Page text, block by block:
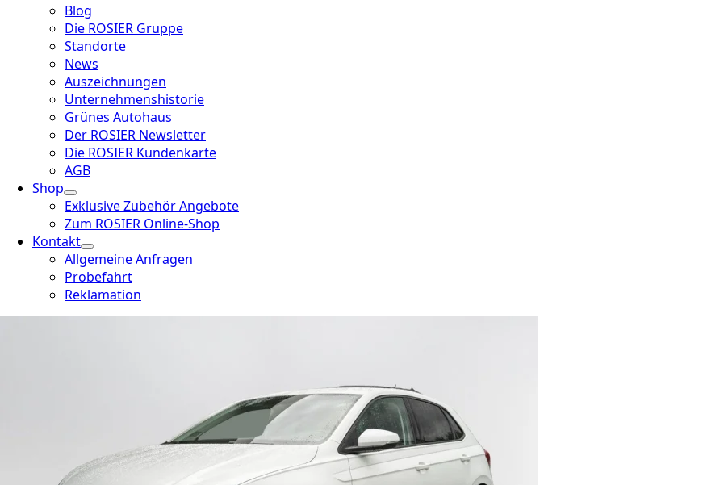
Blog
Die ROSIER Gruppe
Standorte
News
Auszeichnungen
Unternehmenshistorie
Grünes Autohaus
Der ROSIER Newsletter
Die ROSIER Kundenkarte
AGB
Shop
Exklusive Zubehör Angebote
Zum ROSIER Online-Shop
Kontakt
Allgemeine Anfragen
Probefahrt
Reklamation